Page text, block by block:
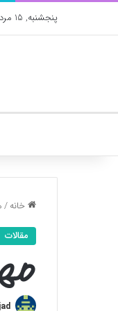
پنجشنبه, 15 مرداد 1405
خانه/
مقالات